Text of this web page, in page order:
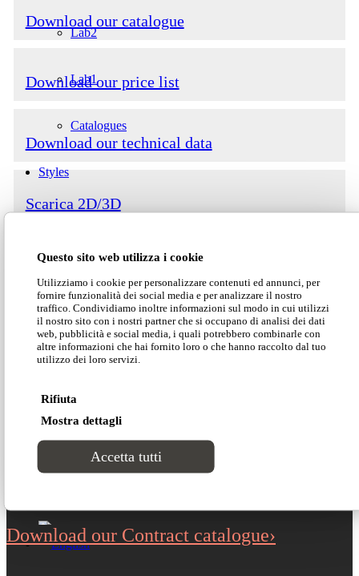
Questo sito web utilizza i cookie
Utilizziamo i cookie per personalizzare contenuti ed annunci, per
fornire funzionalità dei social media e per analizzare il nostro
traffico. Condividiamo inoltre informazioni sul modo in cui utilizzi
il nostro sito con i nostri partner che si occupano di analisi dei dati
web, pubblicità e social media, i quali potrebbero combinarle con
altre informazioni che hai fornito loro o che hanno raccolto dal tuo
utilizzo dei loro servizi.
Rifiuta
Mostra dettagli
Accetta tutti
Lab2
Lab1
Catalogues
Styles
Luxury
Classic
Catalogues
Projects
Download our catalogue
Download our price list
Download our technical data
Scarica 2D/3D
HTC-02 for
Contract
Download our Contract catalogue›